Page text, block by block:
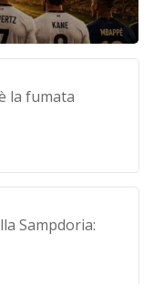
la fumata
Sampdoria: